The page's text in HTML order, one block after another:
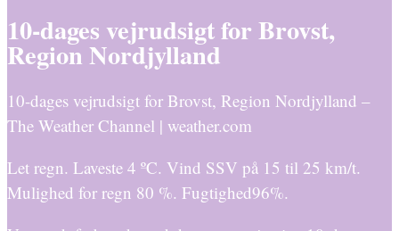
10-dages vejrudsigt for Brovst,
Region Nordjylland
10-dages vejrudsigt for Brovst, Region Nordjylland –
The Weather Channel | weather.com
Let regn. Laveste 4 ºC. Vind SSV på 15 til 25 km/t.
Mulighed for regn 80 %. Fugtighed96%.